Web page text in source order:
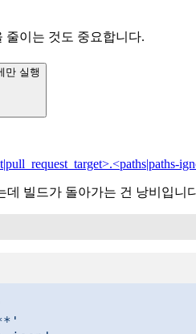
줄이는 것도 중요합니다.
만 실행
데 빌드가 돌아가는 건 낭비입니